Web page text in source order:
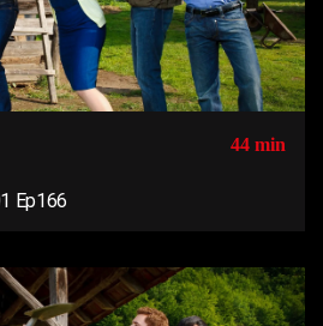
44 min
Ep166